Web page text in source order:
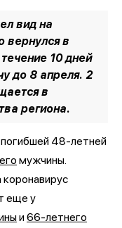
вид на
вернулся в
10 дней
до 8 апреля. 2
в
региона.
48-летней
мужчины.
еще у
и66-летнего